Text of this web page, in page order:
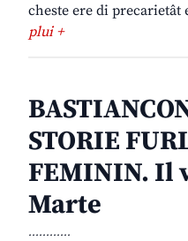
cheste ere di
plui +
STORIE
FEMININ. Il
Marte
............